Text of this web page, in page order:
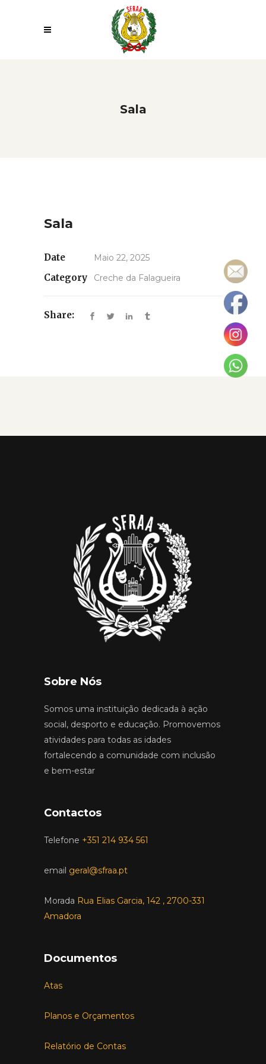
Sala
Sala
Date Maio 22, 2025
Category Creche da Falagueira
Share:
Sobre Nós
Somos uma instituição dedicada à ação
social, desporto e educação. Promovemos
atividades para todas as idades
fortalecendo a comunidade com inclusão
e bem-estar
Contactos
Telefone +351 214 934 561
email geral@sfraa.pt
Morada Rua Elias Garcia, 142 , 2700-331
Amadora
Documentos
Atas
Planos e Orçamentos
Relatório de Contas